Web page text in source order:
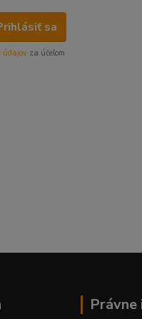
sa
údajov za účelom